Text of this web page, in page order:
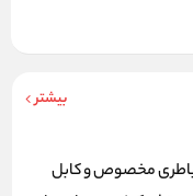
بیشتر
مخصوص و کابل